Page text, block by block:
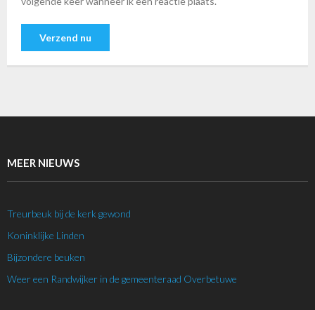
MEER NIEUWS
Treurbeuk bij de kerk gewond
Koninklijke Linden
Bijzondere beuken
Weer een Randwijker in de gemeenteraad Overbetuwe